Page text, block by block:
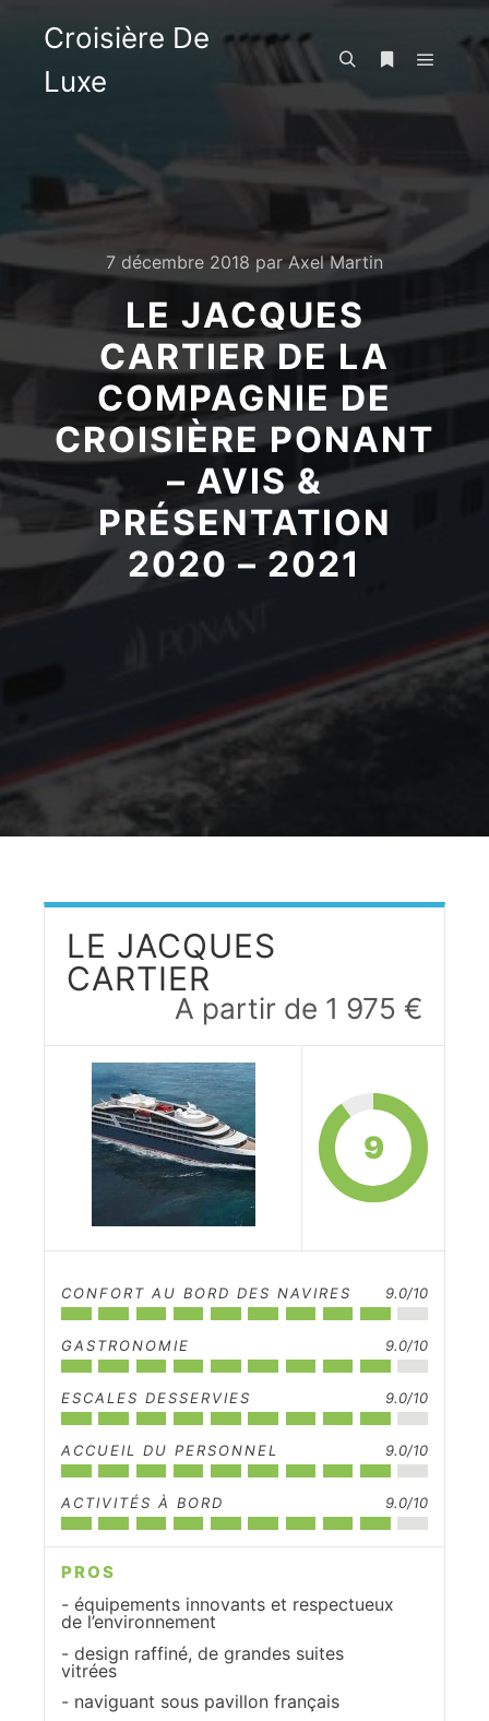
Croisière De
Luxe
7 décembre 2018 parAxel Martin
LE JACQUES
CARTIER DE LA
COMPAGNIE DE
CROISIÈRE PONANT
– AVIS &
PRÉSENTATION
2020 – 2021
LE JACQUES
CARTIER
A partir de 1 975 €
9
CONFORT AU BORD DES NAVIRES 9.0/10
GASTRONOMIE 9.0/10
ESCALES DESSERVIES 9.0/10
ACCUEIL DU PERSONNEL 9.0/10
ACTIVITÉS À BORD 9.0/10
PROS
équipements innovants et respectueux
de l’environnement
design raffiné, de grandes suites
vitrées
naviguant sous pavillon français